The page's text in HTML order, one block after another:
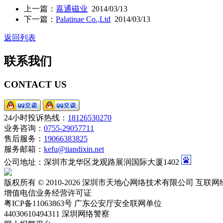
上一篇： 嘉通磁业 2014/03/13
下一篇： Palatinae Co.,Ltd 2014/03/13
返回列表
联系我们
CONTACT US
24小时投诉热线： 18126530270
业务咨询： 0755-29057711
售后服务： 19066383825
服务邮箱： kefu@tiandixin.net
公司地址：深圳市龙华区龙观路展润国际大厦1402
版权所有 © 2010-2026 深圳市天地心网络技术有限公司 互联网
增值电信业务经营许可证
粤ICP备11063863号 广东公安厅安全联网单位
44030610494311 深圳网络警察